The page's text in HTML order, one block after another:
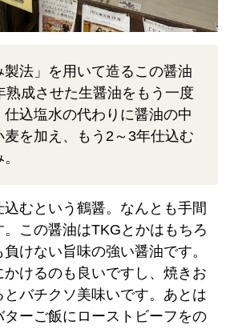
製法」を用いて造るこの醤油
熟成させた生醤油をもう一度
仕込塩水の代わりに醤油の中
麦を加え、もう2～3年仕込む
むという鶴醤。なんとも手間
この醤油はTKGとかはもちろ
けない旨味の強い醤油です。
けるのも良いですし、焼きお
バチクソ美味いです。あとは
ターご飯にローストビーフをの